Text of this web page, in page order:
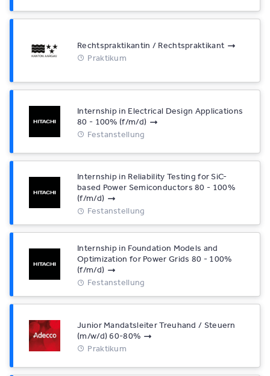
Rechtspraktikantin / Rechtspraktikant
Praktikum
Internship in Electrical Design Applications
80 - 100% (f/m/d)
Festanstellung
Internship in Reliability Testing for SiC-
based Power Semiconductors 80 - 100%
(f/m/d)
Festanstellung
Internship in Foundation Models and
Optimization for Power Grids 80 - 100%
(f/m/d)
Festanstellung
Junior Mandatsleiter Treuhand / Steuern
(m/w/d) 60-80%
Praktikum